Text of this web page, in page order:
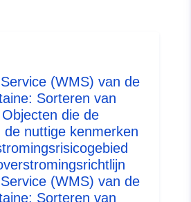
4fcc-9a1c-f6dc94a21a8c
Bron: http://inspire.ec.europa.eu/
codelist/SpatialDataServiceType/
(WMS) van de
Sorteren van
die de
de nuttige kenmerken
(WMS) van de
Sorteren van